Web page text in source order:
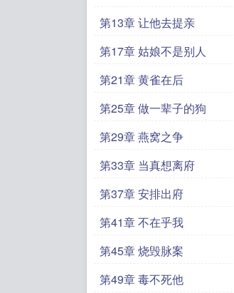
第13章 让他去提亲
第17章 姑娘不是别人
第21章 黄雀在后
第25章 做一辈子的狗
第29章 燕窝之争
第33章 当真想离府
第37章 安排出府
第41章 不在乎我
第45章 烧毁脉案
第49章 毒不死他